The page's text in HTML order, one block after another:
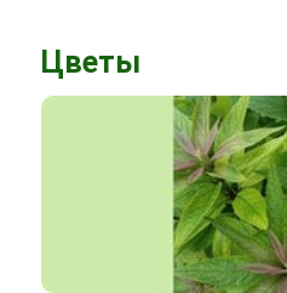
Цветы